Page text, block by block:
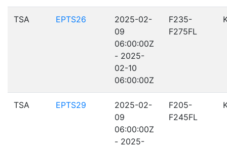
TSA EPTS26
2025-02-
09
06:00:00Z
- 2025-
02-10
06:00:00Z
F235-
F275FL
TSA EPTS29
2025-02-
09
06:00:00Z
- 2025-
F205-
F245FL